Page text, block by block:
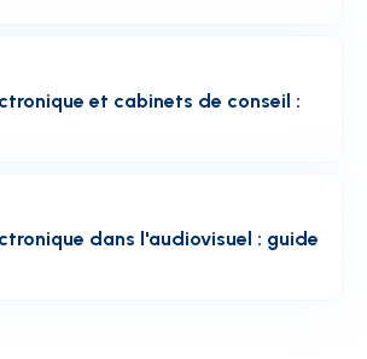
et cabinets de conseil :
dans l'audiovisuel : guide